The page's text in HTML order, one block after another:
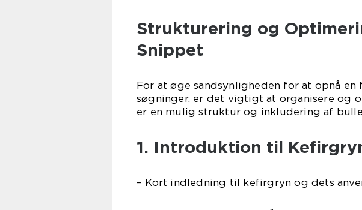
Strukturering og
Snippet
For at øge sandsynligheden for at opnå
søgninger, er det vigtigt at organisere og
er en mulig struktur og inkludering af
1. Introduktion til
– Kort indledning til kefirgryn og dets